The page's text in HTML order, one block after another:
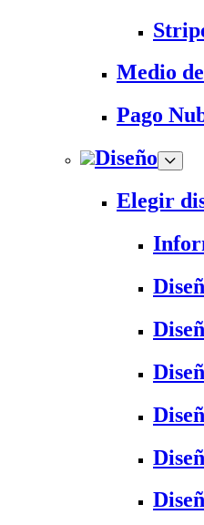
Medio
Pago
Diseño
Elegir